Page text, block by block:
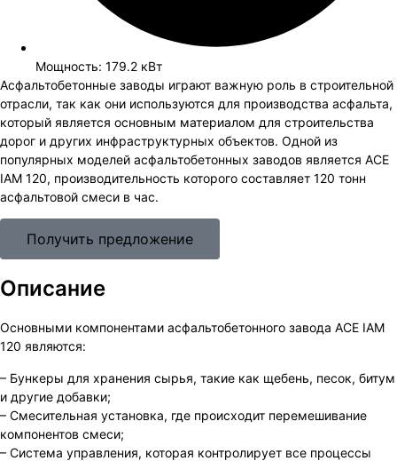
Мощность: 179.2 кВт
Асфальтобетонные заводы играют важную роль в строительной
отрасли, так как они используются для производства асфальта,
который является основным материалом для строительства
дорог и других инфраструктурных объектов. Одной из
популярных моделей асфальтобетонных заводов является ACE
IAM 120, производительность которого составляет 120 тонн
асфальтовой смеси в час.
Получить предложение
Описание
Основными компонентами асфальтобетонного завода ACE IAM
120 являются:
– Бункеры для хранения сырья, такие как щебень, песок, битум
и другие добавки;
– Смесительная установка, где происходит перемешивание
компонентов смеси;
– Система управления, которая контролирует все процессы